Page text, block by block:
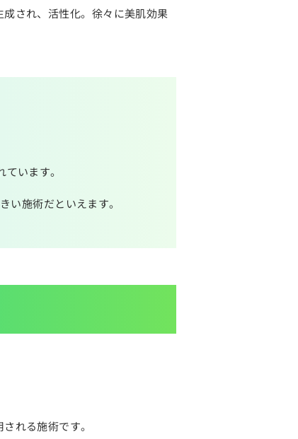
され、活性化。徐々に美肌効果
います。
い施術だといえます。
れる施術です。